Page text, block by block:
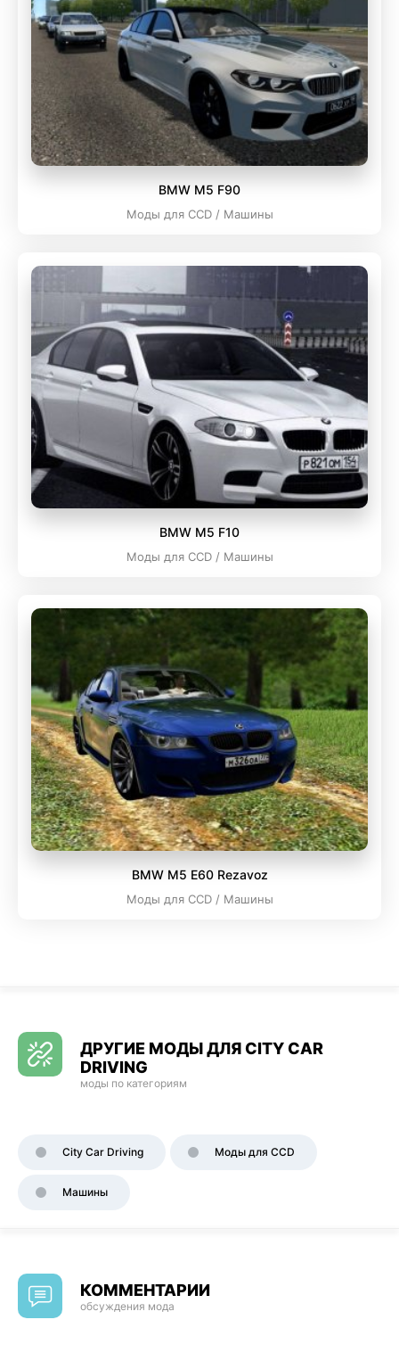
BMW M5 F90
Моды для CCD / Машины
BMW M5 F10
Моды для CCD / Машины
BMW M5 E60 Rezavoz
Моды для CCD / Машины
ДРУГИЕ МОДЫ ДЛЯ CITY CAR
DRIVING
моды по категориям
City Car Driving Моды для CCD
Машины
КОММЕНТАРИИ
обсуждения мода